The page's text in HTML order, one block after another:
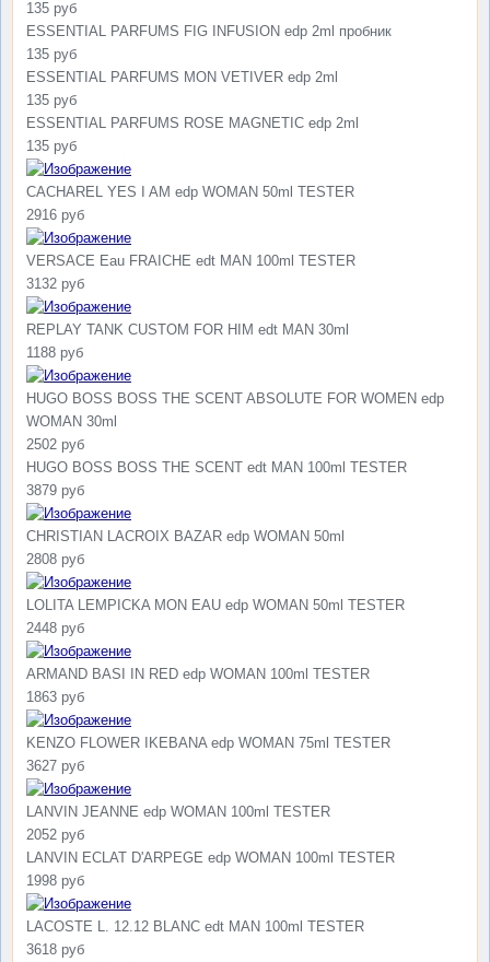
135 руб
ESSENTIAL PARFUMS FIG INFUSION edp 2ml пробник
135 руб
ESSENTIAL PARFUMS MON VETIVER edp 2ml
135 руб
ESSENTIAL PARFUMS ROSE MAGNETIC edp 2ml
135 руб
CACHAREL YES I AM edp WOMAN 50ml TESTER
2916 руб
VERSACE Eau FRAICHE edt MAN 100ml TESTER
3132 руб
REPLAY TANK CUSTOM FOR HIM edt MAN 30ml
1188 руб
HUGO BOSS BOSS THE SCENT ABSOLUTE FOR WOMEN edp
WOMAN 30ml
2502 руб
HUGO BOSS BOSS THE SCENT edt MAN 100ml TESTER
3879 руб
CHRISTIAN LACROIX BAZAR edp WOMAN 50ml
2808 руб
LOLITA LEMPICKA MON EAU edp WOMAN 50ml TESTER
2448 руб
ARMAND BASI IN RED edp WOMAN 100ml TESTER
1863 руб
KENZO FLOWER IKEBANA edp WOMAN 75ml TESTER
3627 руб
LANVIN JEANNE edp WOMAN 100ml TESTER
2052 руб
LANVIN ECLAT D'ARPEGE edp WOMAN 100ml TESTER
1998 руб
LACOSTE L. 12.12 BLANC edt MAN 100ml TESTER
3618 руб